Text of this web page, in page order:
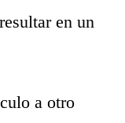
en un
a otro